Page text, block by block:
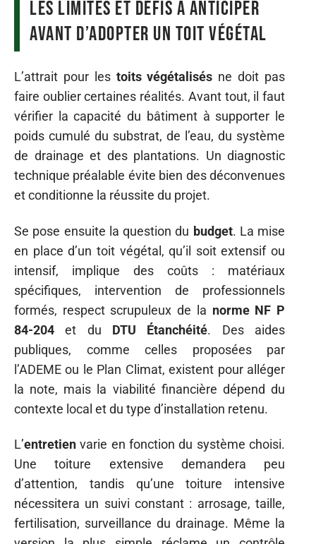
Les limites et défis à anticiper
avant d’adopter un toit végétal
L’attrait pour les toits végétalisés ne doit pas
faire oublier certaines réalités. Avant tout, il faut
vérifier la capacité du bâtiment à supporter le
poids cumulé du substrat, de l’eau, du système
de drainage et des plantations. Un diagnostic
technique préalable évite bien des déconvenues
et conditionne la réussite du projet.
Se pose ensuite la question du budget. La mise
en place d’un toit végétal, qu’il soit extensif ou
intensif, implique des coûts : matériaux
spécifiques, intervention de professionnels
formés, respect scrupuleux de la norme NF P
84-204 et du DTU Étanchéité. Des aides
publiques, comme celles proposées par
l’ADEME ou le Plan Climat, existent pour alléger
la note, mais la viabilité financière dépend du
contexte local et du type d’installation retenu.
L’entretien varie en fonction du système choisi.
Une toiture extensive demandera peu
d’attention, tandis qu’une toiture intensive
nécessitera un suivi constant : arrosage, taille,
fertilisation, surveillance du drainage. Même la